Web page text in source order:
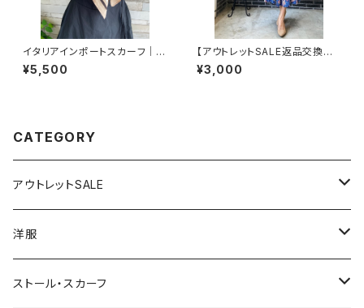
イタリアインポートスカーフ｜小
さめツヤスカーフ・SILK風 バッ
グスカーフ/ブルーストライプ・チ
¥5,500
【アウトレットSALE返品交換不
可8/20まで】フランス製インポ
ート・ロング丈マキシワンピース
¥3,000
CATEGORY
アウトレットSALE
1000円
2000円
洋服
インポートワンピース
ストール・スカーフ